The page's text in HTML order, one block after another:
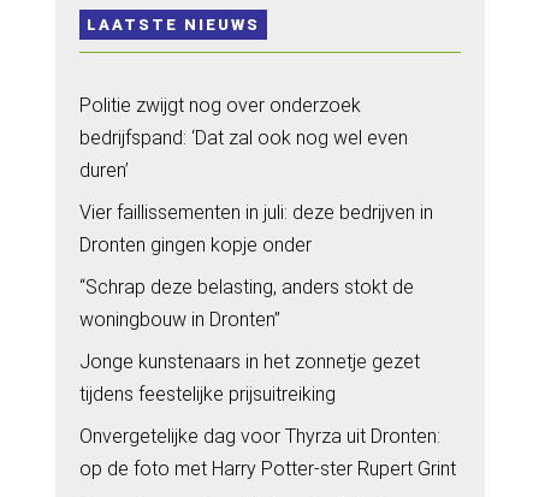
LAATSTE NIEUWS
Politie zwijgt nog over onderzoek
bedrijfspand: ‘Dat zal ook nog wel even
duren’
Vier faillissementen in juli: deze bedrijven in
Dronten gingen kopje onder
“Schrap deze belasting, anders stokt de
woningbouw in Dronten”
Jonge kunstenaars in het zonnetje gezet
tijdens feestelijke prijsuitreiking
Onvergetelijke dag voor Thyrza uit Dronten:
op de foto met Harry Potter-ster Rupert Grint